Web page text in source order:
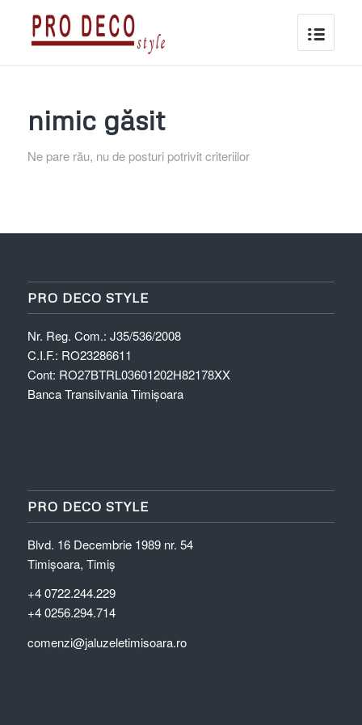
nimic găsit
Ne pare rău, nu de posturi potrivit criteriilor
PRO DECO STYLE
Nr. Reg. Com.: J35/536/2008
C.I.F.: RO23286611
Cont: RO27BTRL03601202H82178XX
Banca Transilvania Timişoara
PRO DECO STYLE
Blvd. 16 Decembrie 1989 nr. 54
Timișoara, Timiș
+4 0722.244.229
+4 0256.294.714
comenzi@jaluzeletimisoara.ro